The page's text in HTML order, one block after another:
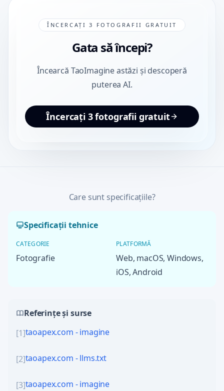
ÎNCERCAȚI 3 FOTOGRAFII GRATUIT
Gata să începi?
Încearcă TaoImagine astăzi și descoperă
puterea AI.
Încercați 3 fotografii gratuit
Care sunt specificațiile?
Specificații tehnice
CATEGORIE
Fotografie
PLATFORMĂ
Web, macOS, Windows,
iOS, Android
Referințe și surse
[1]taoapex.com - imagine
[2]taoapex.com - llms.txt
[3]taoapex.com - imagine